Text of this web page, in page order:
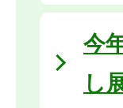
今
し